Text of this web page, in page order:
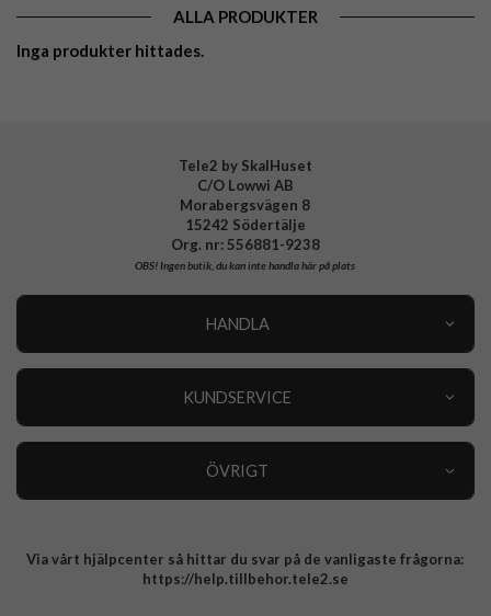
ALLA PRODUKTER
Inga produkter hittades.
Tele2 by SkalHuset
C/O Lowwi AB
Morabergsvägen 8
15242 Södertälje
Org. nr: 556881-9238
OBS!Ingen butik, du kan inte handla här på plats
HANDLA
KUNDSERVICE
ÖVRIGT
Integritetspolicy
Via vårt hjälpcenter så hittar du svar på de vanligaste frågorna:
https://help.tillbehor.tele2.se